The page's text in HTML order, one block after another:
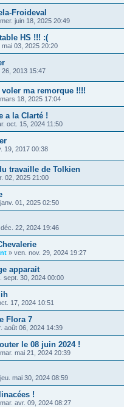
Froideval
mer. juin 18, 2025 20:49
HS !!! :(
mai 03, 2025 20:20
26, 2013 15:47
ma remorque !!!!
18, 2025 17:04
a la Clarté !
oct. 15, 2024 11:50
19, 2017 00:38
travaille de Tolkien
02, 2025 21:00
01, 2025 02:50
22, 2024 19:46
» ven. nov. 29, 2024 19:27
apparait
sept. 30, 2024 00:00
17, 2024 10:51
Flora 7
août 06, 2024 14:39
le 08 juin 2024 !
mar. mai 21, 2024 20:39
jeu. mai 30, 2024 08:59
!
mar. avr. 09, 2024 08:27